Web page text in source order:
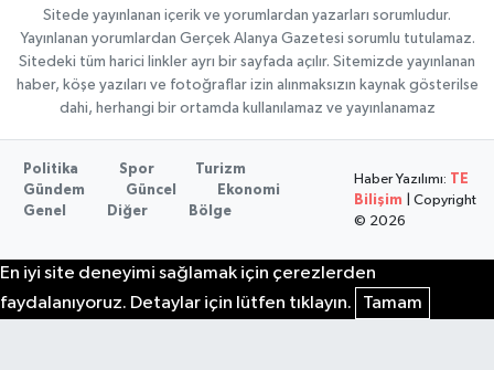
Sitede yayınlanan içerik ve yorumlardan yazarları sorumludur.
Yayınlanan yorumlardan Gerçek Alanya Gazetesi sorumlu tutulamaz.
Sitedeki tüm harici linkler ayrı bir sayfada açılır. Sitemizde yayınlanan
haber, köşe yazıları ve fotoğraflar izin alınmaksızın kaynak gösterilse
dahi, herhangi bir ortamda kullanılamaz ve yayınlanamaz
Politika Spor
Turizm
Gündem
Güncel
Ekonomi
Genel
Diğer Bölge
Haber Yazılımı: TE
Bilişim | Copyright
© 2026
En iyi site deneyimi sağlamak için çerezlerden
faydalanıyoruz. Detaylar için lütfen tıklayın.
Tamam